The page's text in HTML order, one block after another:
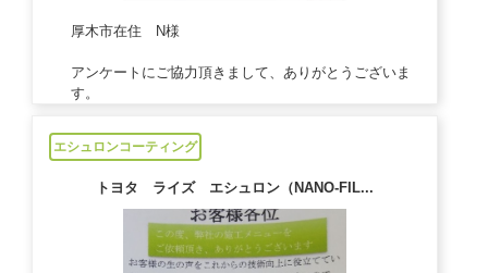
厚木市在住 N様
アンケートにご協力頂きまして、ありがとうございま
す。
エシュロンコーティング
トヨタ ライズ エシュロン（NANO-FIL...